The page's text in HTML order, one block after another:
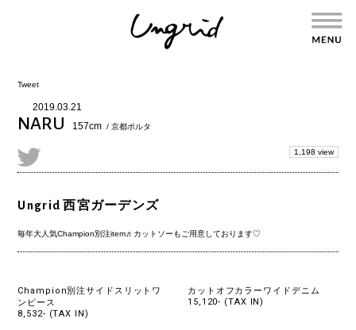
Tweet
2019.03.21
NARU 157cm / 京都ポルタ
1,198 view
Ungrid 西宮ガーデンズ
毎年大人気Champion別注item♬カットソーもご用意しております♡‬
Champion別注サイドスリットワ
ンピース
8,532- (TAX IN)
カットオフカラーワイドデニム
15,120- (TAX IN)